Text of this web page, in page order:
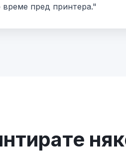
време пред принтера."